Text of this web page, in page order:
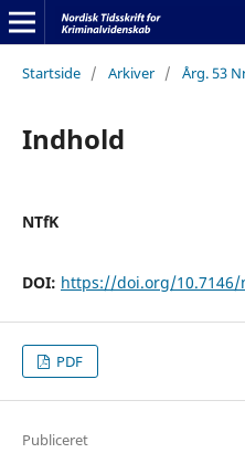
Startside / Arkiver / Årg. 53
Indhold
NTfK
DOI: https://doi.org/10.7146/
PDF
Publiceret